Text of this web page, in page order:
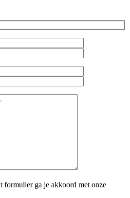
formulier ga je akkoord met onze